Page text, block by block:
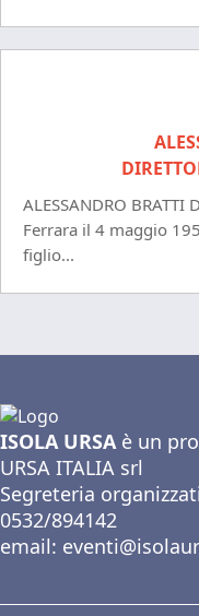
ALESSANDRO
Ferrara il 4 maggio
figlio...
ISOLA URSA è un
URSA ITALIA srl
Segreteria
0532/894142
email: